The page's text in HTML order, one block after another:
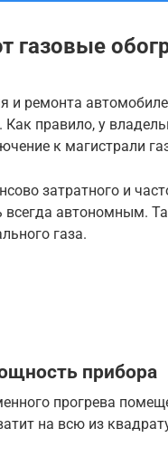
газовые
и ремонта
правило, у
к магистрали
затратного и
всегда автономным.
газа.
прибора
прогрева
на всю из